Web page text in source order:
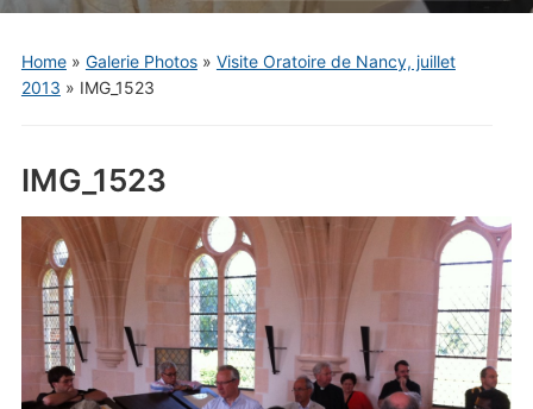
menu
Home» Galerie Photos» Visite Oratoire de Nancy, juillet
2013 » IMG_1523
IMG_1523